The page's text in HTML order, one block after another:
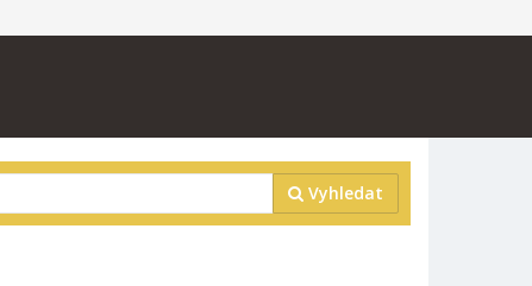
Vyhledat